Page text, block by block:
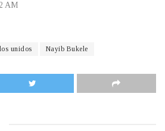
AM
unidos Nayib Bukele